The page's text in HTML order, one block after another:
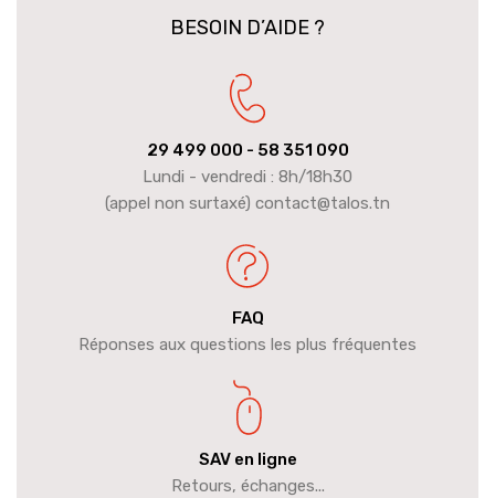
BESOIN D’AIDE ?
29 499 000 - 58 351 090
Lundi - vendredi : 8h/18h30
(appel non surtaxé) contact@talos.tn
FAQ
Réponses aux questions les plus fréquentes
SAV en ligne
Retours, échanges...